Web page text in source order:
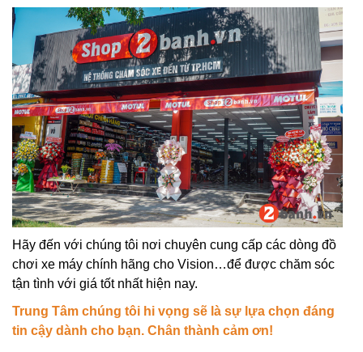
Hãy đến với chúng tôi nơi chuyên cung cấp các dòng đồ
chơi xe máy chính hãng cho Vision…để được chăm sóc
tận tình với giá tốt nhất hiện nay.
Trung Tâm chúng tôi hi vọng sẽ là sự lựa chọn đáng
tin cậy dành cho bạn. Chân thành cảm ơn!